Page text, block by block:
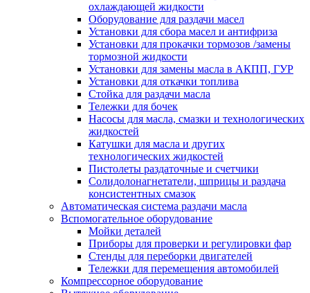
охлаждающей жидкости
Оборудование для раздачи масел
Установки для сбора масел и антифриза
Установки для прокачки тормозов /замены
тормозной жидкости
Установки для замены масла в АКПП, ГУР
Установки для откачки топлива
Стойка для раздачи масла
Тележки для бочек
Насосы для масла, смазки и технологических
жидкостей
Катушки для масла и других
технологических жидкостей
Пистолеты раздаточные и счетчики
Солидолонагнетатели, шприцы и раздача
консистентных смазок
Автоматическая система раздачи масла
Вспомогательное оборудование
Мойки деталей
Приборы для проверки и регулировки фар
Стенды для переборки двигателей
Тележки для перемещения автомобилей
Компрессорное оборудование